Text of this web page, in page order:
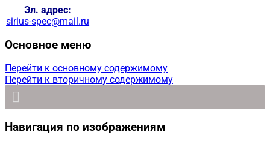
Эл. адрес:
sirius-spec@mail.ru
Основное меню
Перейти к основному содержимому
Перейти к вторичному содержимому
Навигация по изображениям